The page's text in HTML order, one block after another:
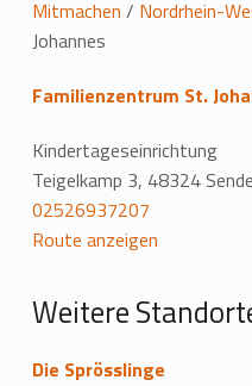
L
o
c
a
t
i
o
n
Mitmachen / Nordrhein-
Johannes
Familienzentrum St.
Kindertageseinrichtung
Teigelkamp 3, 48324
02526937207
Route anzeigen
Weitere
Die Sprösslinge